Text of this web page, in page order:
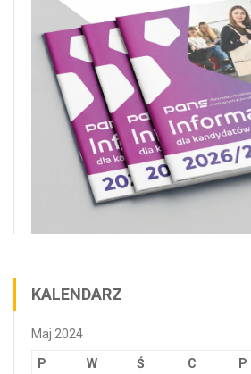
KALENDARZ
Maj 2024
P W Ś C P